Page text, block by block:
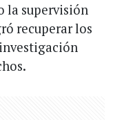
la supervisión
recuperar los